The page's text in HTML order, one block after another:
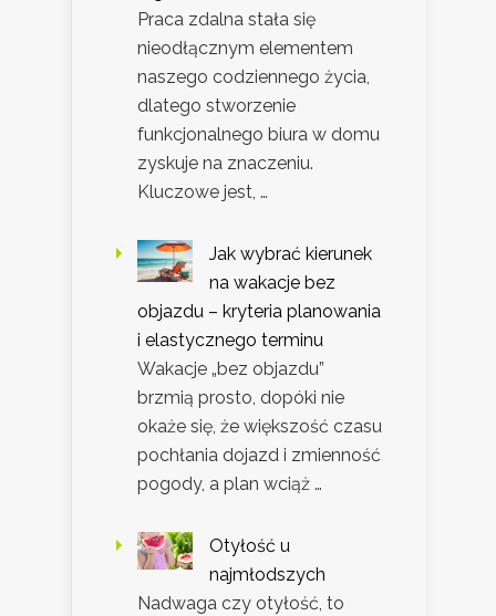
Praca zdalna stała się
nieodłącznym elementem
naszego codziennego życia,
dlatego stworzenie
funkcjonalnego biura w domu
zyskuje na znaczeniu.
Kluczowe jest, …
Jak wybrać kierunek
na wakacje bez
objazdu – kryteria planowania
i elastycznego terminu
Wakacje „bez objazdu”
brzmią prosto, dopóki nie
okaże się, że większość czasu
pochłania dojazd i zmienność
pogody, a plan wciąż …
Otyłość u
najmłodszych
Nadwaga czy otyłość, to